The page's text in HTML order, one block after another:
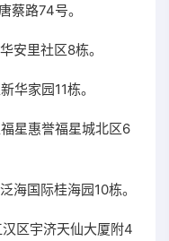
蔡路74号。
安里社区8栋。
华家园11栋。
星惠誉福星城北区6
海国际桂海园10栋。
区宇济天仙大厦附4